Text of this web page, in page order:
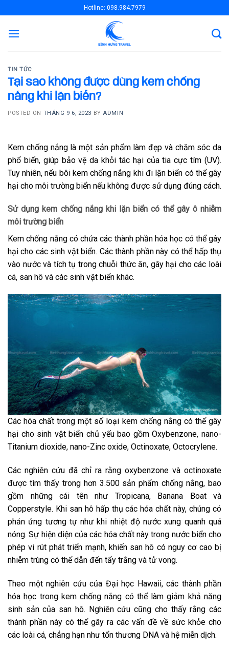
to
content
Hotline: 098.984.7979
TIN TỨC
Tại sao không được dùng kem chống
nắng khi lặn biển?
POSTED ON THÁNG 9 6, 2023 BY ADMIN
Kem chống nắng là một sản phẩm làm đẹp và chăm sóc da
phổ biến, giúp bảo vệ da khỏi tác hại của tia cực tím (UV).
Tuy nhiên, nếu bôi kem chống nắng khi đi lặn biển có thể gây
hại cho môi trường biển nếu không được sử dụng đúng cách.
Sử dụng kem chống nắng khi lặn biển có thể gây ô nhiễm
môi trường biển
Kem chống nắng có chứa các thành phần hóa học có thể gây
hại cho các sinh vật biển. Các thành phần này có thể hấp thụ
vào nước và tích tụ trong chuỗi thức ăn, gây hại cho các loài
cá, san hô và các sinh vật biển khác.
Các hóa chất trong một số loại kem chống nắng có thể gây
hại cho sinh vật biển chủ yếu bao gồm Oxybenzone, nano-
Titanium dioxide, nano-Zinc oxide, Octinoxate, Octocrylene.
Các nghiên cứu đã chỉ ra rằng oxybenzone và octinoxate
được tìm thấy trong hơn 3.500 sản phẩm chống nắng, bao
gồm những cái tên như Tropicana, Banana Boat và
Copperstyle. Khi san hô hấp thụ các hóa chất này, chúng có
phản ứng tương tự như khi nhiệt độ nước xung quanh quá
nóng. Sự hiện diện của các hóa chất này trong nước biển cho
phép vi rút phát triển mạnh, khiến san hô có nguy cơ cao bị
nhiễm trùng có thể dẫn đến tẩy trắng và tử vong.
Theo một nghiên cứu của Đại học Hawaii, các thành phần
hóa học trong kem chống nắng có thể làm giảm khả năng
sinh sản của san hô. Nghiên cứu cũng cho thấy rằng các
thành phần này có thể gây ra các vấn đề về sức khỏe cho
các loài cá, chẳng hạn như tổn thương DNA và hệ miễn dịch.